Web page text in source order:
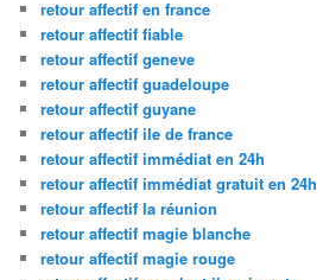
retour affectif en france
retour affectif fiable
retour affectif geneve
retour affectif guadeloupe
retour affectif guyane
retour affectif ile de france
retour affectif immédiat en 24h
retour affectif immédiat gratuit en 24h
retour affectif la réunion
retour affectif magie blanche
retour affectif magie rouge